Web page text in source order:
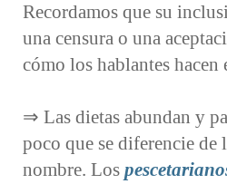
Recordamos que su
una censura o una
cómo los hablantes
⇒ Las dietas abundan y
poco que se diferencie de
nombre. Los